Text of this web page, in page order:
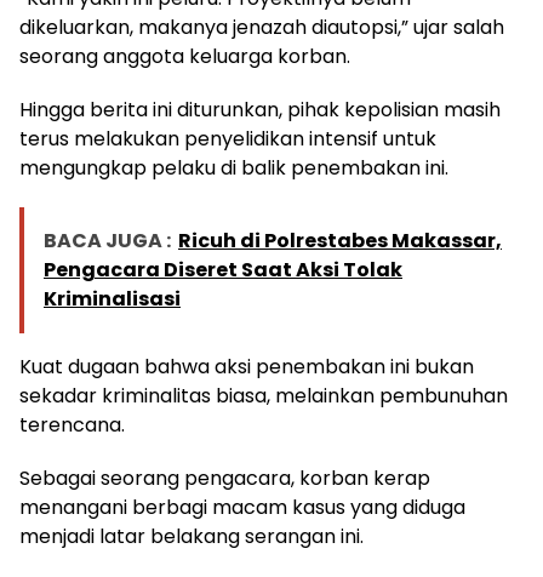
dikeluarkan, makanya jenazah diautopsi,” ujar salah
seorang anggota keluarga korban.
Hingga berita ini diturunkan, pihak kepolisian masih
terus melakukan penyelidikan intensif untuk
mengungkap pelaku di balik penembakan ini.
BACA JUGA : Ricuh di Polrestabes Makassar,
Pengacara Diseret Saat Aksi Tolak
Kriminalisasi
Kuat dugaan bahwa aksi penembakan ini bukan
sekadar kriminalitas biasa, melainkan pembunuhan
terencana.
Sebagai seorang pengacara, korban kerap
menangani berbagi macam kasus yang diduga
menjadi latar belakang serangan ini.